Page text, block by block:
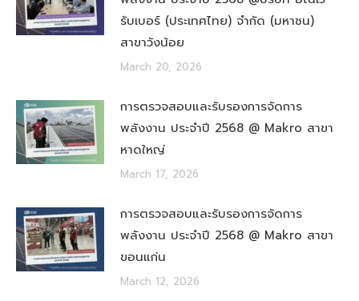
รับเบอร์ (ประเทศไทย) จำกัด (มหาชน)
สาขาวังน้อย
March 20, 2026
การตรวจสอบและรับรองการจัดการ
พลังงาน ประจำปี 2568 @ Makro สาขา
หาดใหญ่
March 17, 2026
การตรวจสอบและรับรองการจัดการ
พลังงาน ประจำปี 2568 @ Makro สาขา
ขอนแก่น
March 12, 2026